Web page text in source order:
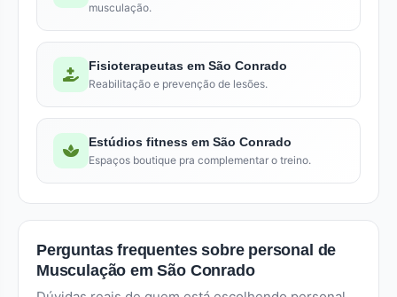
musculação.
Fisioterapeutas em São Conrado
Reabilitação e prevenção de lesões.
Estúdios fitness em São Conrado
Espaços boutique pra complementar o treino.
Perguntas frequentes sobre personal de
Musculação em São Conrado